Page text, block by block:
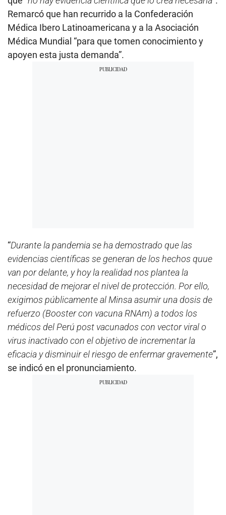
Remarcó que han recurrido a la Confederación
Médica Ibero Latinoamericana y a la Asociación
Médica Mundial “para que tomen conocimiento y
apoyen esta justa demanda”.
“Durante la pandemia se ha demostrado que las
evidencias científicas se generan de los hechos quue
van por delante, y hoy la realidad nos plantea la
necesidad de mejorar el nivel de protección. Por ello,
exigimos públicamente al Minsa asumir una dosis de
refuerzo (Booster con vacuna RNAm) a todos los
médicos del Perú post vacunados con vector viral o
virus inactivado con el objetivo de incrementar la
eficacia y disminuir el riesgo de enfermar gravemente”,
se indicó en el pronunciamiento.